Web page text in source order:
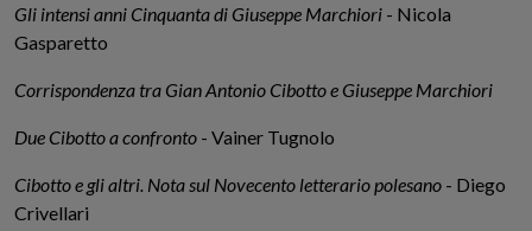
Gli intensi anni Cinquanta di Giuseppe Marchiori - Nicola
Gasparetto
Corrispondenza tra Gian Antonio Cibotto e Giuseppe Marchiori
Due Cibotto a confronto - Vainer Tugnolo
Cibotto e gli altri. Nota sul Novecento letterario polesano - Diego
Crivellari